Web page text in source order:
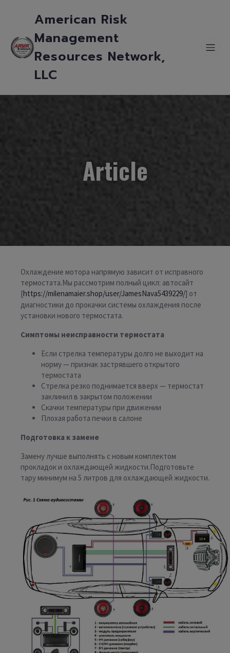
American Risk
Management
Resources Network,
LLC
Article
Охлаждение мотора напрямую зависит от исправного
термостата.Мы рассмотрим полный цикл: автосайт
[https://milenamaier.shop/user/JamesNava5439229/] от
диагностики до прокачки системы охлаждения после
установки нового термостата.
Симптомы неисправности термостата
Если стрелка температуры долго не выходит на
норму — признак застрявшего открытого
термостата
Стрелка резко поднимается вверх — термостат
заклинил в закрытом положении
Скачки температуры при движении
Плохая работа печки в салоне
Подготовка к замене
Замену лучше выполнять с новым комплектом
прокладок и охлаждающей жидкости.Подготовьте
тару минимум на 5 литров для охлаждающей жидкости.